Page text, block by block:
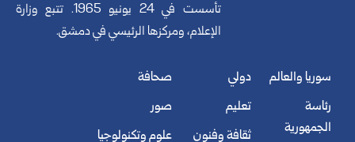
تأسست في 24 يونيو 1965. تتبع وزارة
الإعلام، ومركزها الرئيسي في دمشق.
سوريا والعالم
رئاسة
الجمهورية
دولي
تعليم
ثقافة وفنون
صحافة
صور
علوم وتكنولوجيا